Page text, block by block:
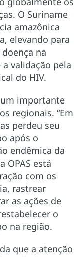
O Suriname
amazônica
elevando para
na
validação pela
do HIV.
importante
regionais. “Em
perdeu seu
após o
endêmica da
OPAS está
com os
rastrear
as ações de
o
na região.
que a atenção